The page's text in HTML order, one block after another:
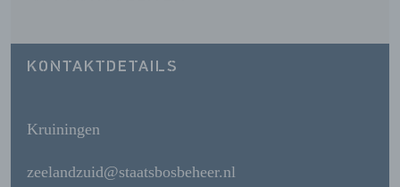
KONTAKTDETAILS
Kruiningen
zeelandzuid@staatsbosbeheer.nl